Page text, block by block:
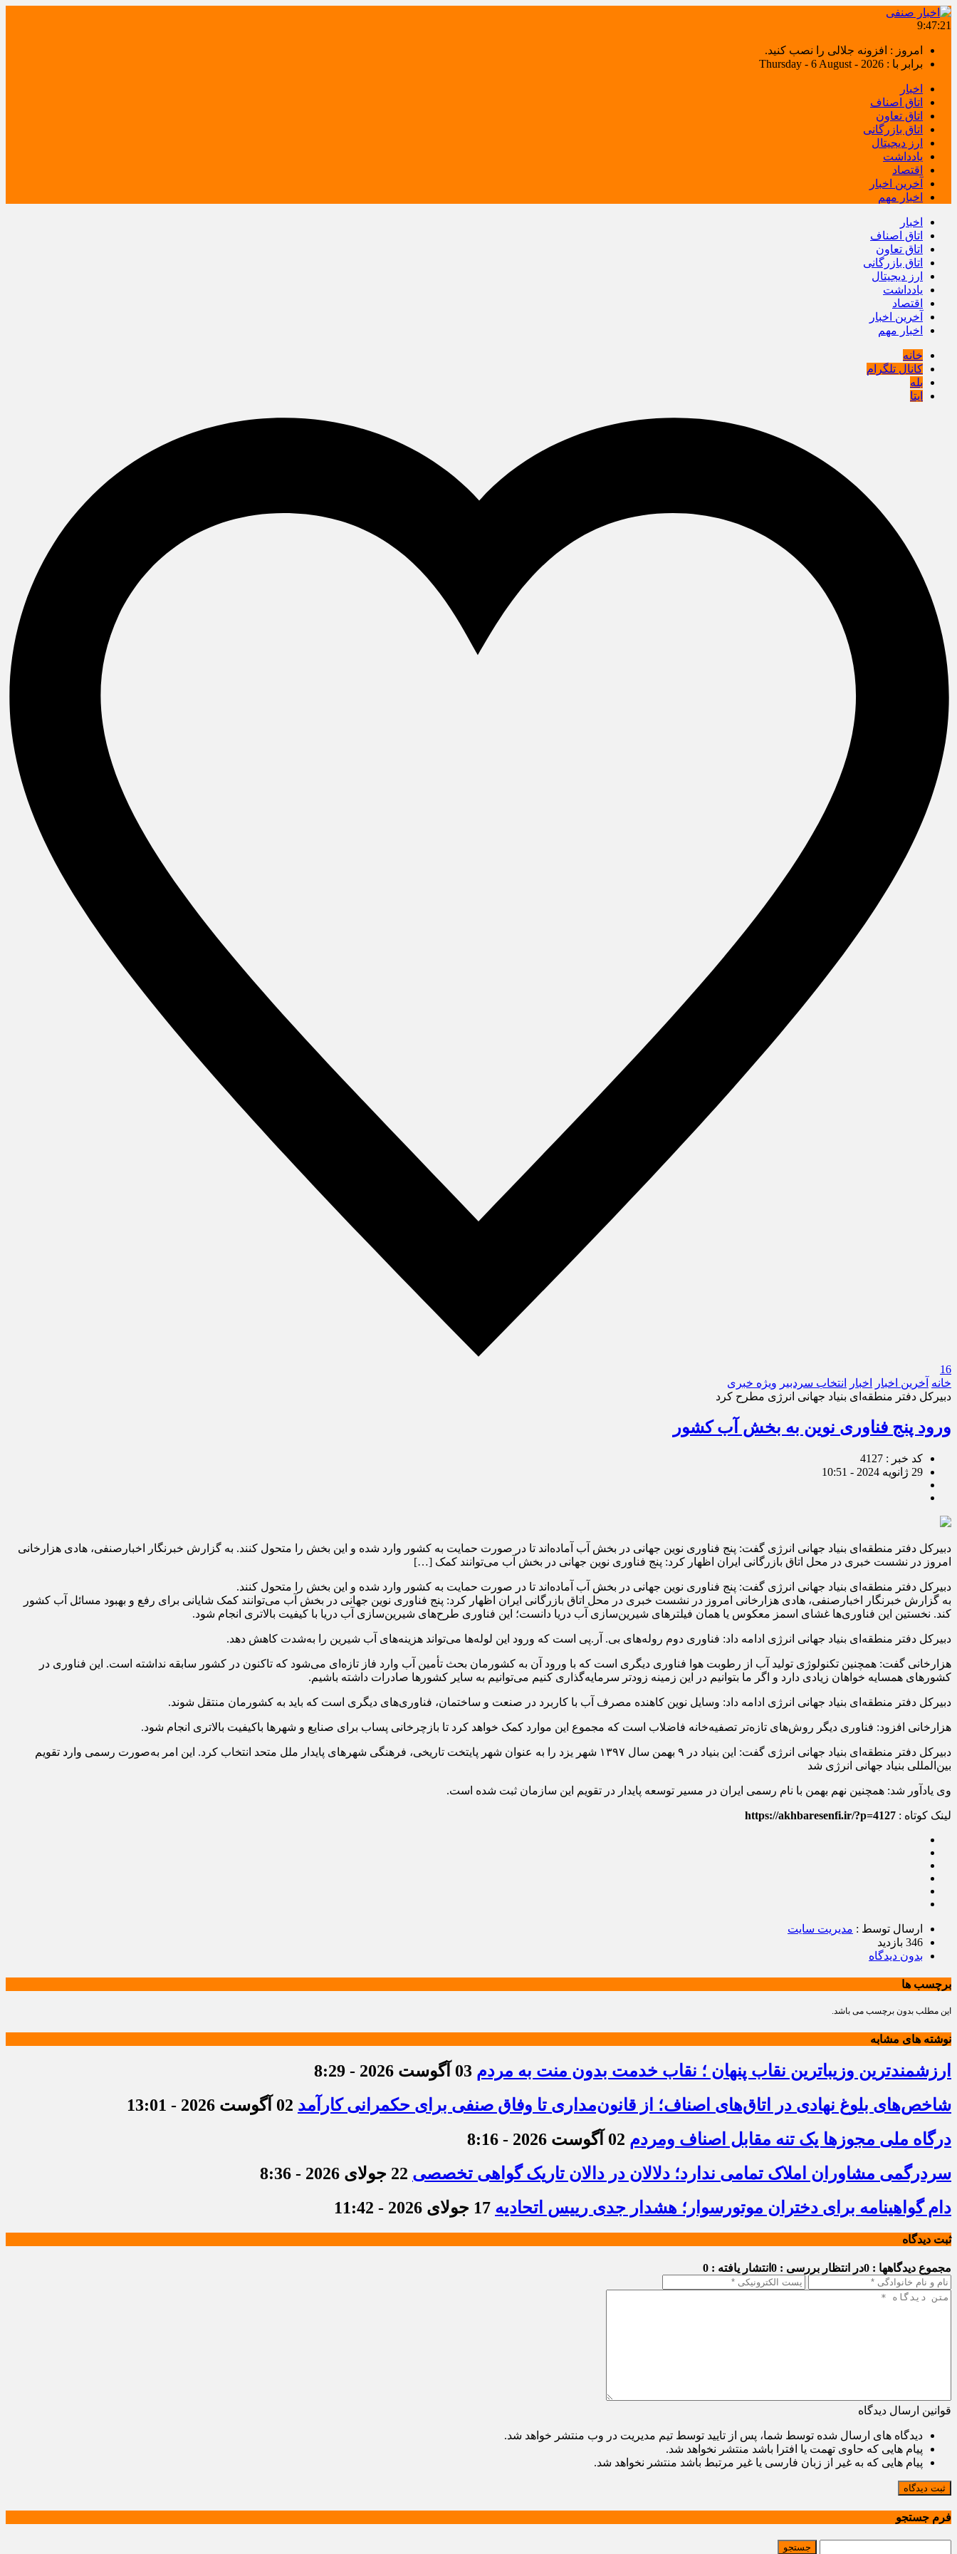
9:47:22
امروز : افزونه جلالی را نصب کنید.
برابر با : Thursday - 6 August - 2026
اخبار
اتاق اصناف
اتاق تعاون
اتاق بازرگانی
ارز دیجیتال
یادداشت
اقتصاد
آخرین اخبار
اخبار مهم
اخبار
اتاق اصناف
اتاق تعاون
اتاق بازرگانی
ارز دیجیتال
یادداشت
اقتصاد
آخرین اخبار
اخبار مهم
خانه
کانال تلگرام
بله
ایتا
16
خانه آخرین اخبار اخبار انتخاب سردبیر ویژه خبری
دبیرکل دفتر منطقه‌ای بنیاد جهانی انرژی مطرح کرد
ورود پنج فناوری نوین به بخش آب کشور
کد خبر : 4127
29 ژانویه 2024 - 10:51
دبیرکل دفتر منطقه‌ای بنیاد جهانی انرژی گفت: پنج فناوری نوین جهانی در بخش آب آماده‌اند تا در صورت حمایت به کشور وارد شده و این بخش را متحول کنند. به گزارش خبرنگار اخبارصنفی، هادی هزارخانی
امروز در نشست خبری در محل اتاق بازرگانی ایران اظهار کرد: پنج فناوری نوین جهانی در بخش آب می‌توانند کمک […]
دبیرکل دفتر منطقه‌ای بنیاد جهانی انرژی گفت: پنج فناوری نوین جهانی در بخش آب آماده‌اند تا در صورت حمایت به کشور وارد شده و این بخش را متحول کنند.
به گزارش خبرنگار اخبارصنفی، هادی هزارخانی امروز در نشست خبری در محل اتاق بازرگانی ایران اظهار کرد: پنج فناوری نوین جهانی در بخش آب می‌توانند کمک شایانی برای رفع و بهبود مسائل آب کشور
کند. نخستین این فناوری‌ها غشای اسمز معکوس یا همان فیلترهای شیرین‌سازی آب دریا دانست؛ این فناوری طرح‌های شیرین‌سازی آب دریا با کیفیت بالاتری انجام شود.
دبیرکل دفتر منطقه‌ای بنیاد جهانی انرژی ادامه داد: فناوری دوم روله‌های بی. آر.پی است که ورود این لوله‌ها می‌تواند هزینه‌های آب شیرین را به‌شدت کاهش دهد.
هزارخانی گفت: همچنین تکنولوژی تولید آب از رطوبت هوا فناوری دیگری است که با ورود آن به کشورمان بحث تأمین آب وارد فاز تازه‌ای می‌شود که تاکنون در کشور سابقه نداشته است. این فناوری در
کشورهای همسایه خواهان زیادی دارد و اگر ما بتوانیم در این زمینه زودتر سرمایه‌گذاری کنیم می‌توانیم به سایر کشورها صادرات داشته باشیم.
دبیرکل دفتر منطقه‌ای بنیاد جهانی انرژی ادامه داد: وسایل نوین کاهنده مصرف آب با کاربرد در صنعت و ساختمان، فناوری‌های دیگری است که باید به کشورمان منتقل شوند.
هزارخانی افزود: فناوری دیگر روش‌های تازه‌تر تصفیه‌خانه فاضلاب است که مجموع این موارد کمک خواهد کرد تا بازچرخانی پساب برای صنایع و شهرها باکیفیت بالاتری انجام شود.
دبیرکل دفتر منطقه‌ای بنیاد جهانی انرژی گفت: این بنیاد در ۹ بهمن سال ۱۳۹۷ شهر یزد را به عنوان شهر پایتخت تاریخی، فرهنگی شهرهای پایدار ملل متحد انتخاب کرد. این امر به‌صورت رسمی وارد تقویم
بین‌المللی بنیاد جهانی انرژی شد
وی یادآور شد: همچنین نهم بهمن با نام رسمی ایران در مسیر توسعه پایدار در تقویم این سازمان ثبت شده است.
لینک کوتاه : https://akhbaresenfi.ir/?p=4127
ارسال توسط : مدیریت سایت
346 بازدید
بدون دیدگاه
برچسب ها
این مطلب بدون برچسب می باشد.
نوشته های مشابه
ارزشمندترین وزیباترین نقاب پنهان ؛ نقاب خدمت بدون منت به مردم 03 آگوست 2026 - 8:29
شاخص‌های بلوغ نهادی در اتاق‌های اصناف؛ از قانون‌مداری تا وفاق صنفی برای حکمرانی کارآمد 02 آگوست 2026 - 13:01
درگاه ملی مجوزها یک تنه مقابل اصناف ومردم 02 آگوست 2026 - 8:16
سردرگمی مشاوران املاک تمامی ندارد؛ دلالان در دالان تاریک گواهی تخصصی 22 جولای 2026 - 8:36
دام گواهینامه برای دختران موتورسوار؛ هشدار جدی رییس اتحادیه 17 جولای 2026 - 11:42
ثبت دیدگاه
مجموع دیدگاهها : 0 در انتظار بررسی : 0 انتشار یافته : 0
قوانین ارسال دیدگاه
دیدگاه های ارسال شده توسط شما، پس از تایید توسط تیم مدیریت در وب منتشر خواهد شد.
پیام هایی که حاوی تهمت یا افترا باشد منتشر نخواهد شد.
پیام هایی که به غیر از زبان فارسی یا غیر مرتبط باشد منتشر نخواهد شد.
ثبت دیدگاه
فرم جستجو